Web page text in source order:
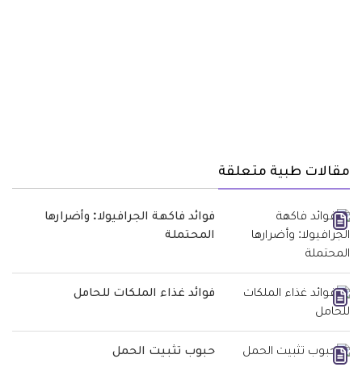
مقالات طبية متعلقة
فوائد فاكهة الجرافيولا: وأضرارها
المحتملة
فوائد غذاء الملكات للحامل
حبوب تثبيت الحمل